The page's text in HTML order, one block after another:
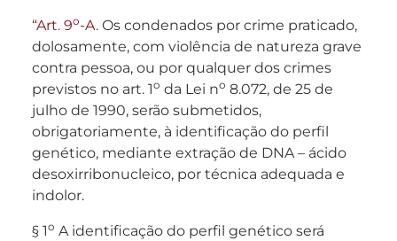
“Art. 9o-A. Os condenados por crime praticado,
dolosamente, com violência de natureza grave
contra pessoa, ou por qualquer dos crimes
previstos no art. 1o da Lei no 8.072, de 25 de
julho de 1990, serão submetidos,
obrigatoriamente, à identificação do perfil
genético, mediante extração de DNA – ácido
desoxirribonucleico, por técnica adequada e
indolor.
§ 1o A identificação do perfil genético será